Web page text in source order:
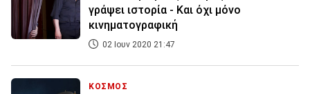
γράψει ιστορία - Και όχι μόνο
κινηματογραφική
02 Ιουν 2020 21:47
ΚΟΣΜΟΣ